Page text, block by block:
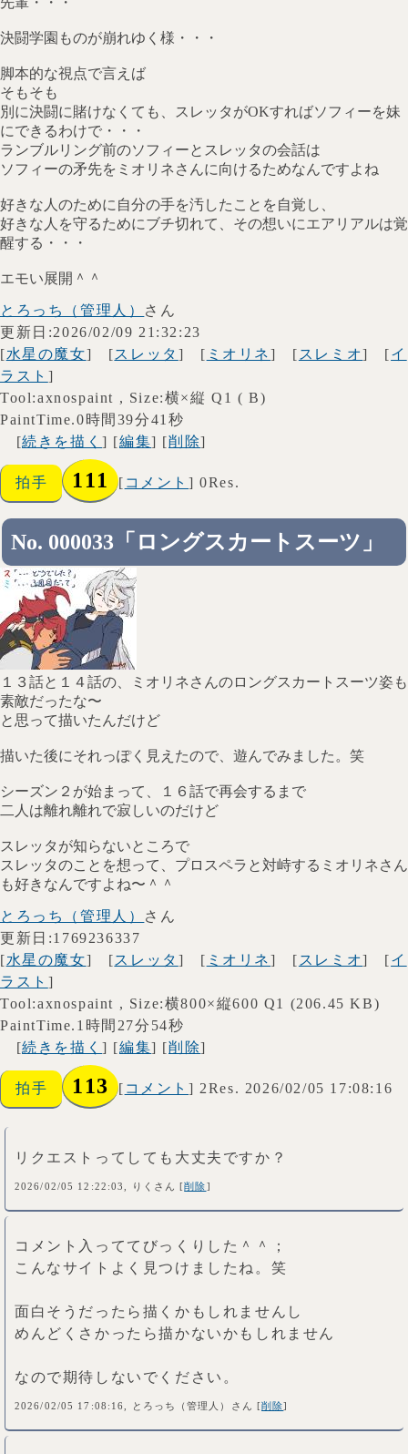
決闘学園ものが崩れゆく様・・・
脚本的な視点で言えば
そもそも
別に決闘に賭けなくても、スレッタがOKすればソフィーを妹
にできるわけで・・・
ランブルリング前のソフィーとスレッタの会話は
ソフィーの矛先をミオリネさんに向けるためなんですよね
好きな人のために自分の手を汚したことを自覚し、
好きな人を守るためにブチ切れて、その想いにエアリアルは覚
醒する・・・
エモい展開＾＾
とろっち（管理人） さん
更新日:2026/02/09 21:32:23
[水星の魔女] [スレッタ ] [ ミオリネ] [ スレミオ] [イ
ラスト ]
Tool:axnospaint , Size:横×縦 Q1 ( B)
PaintTime.0時間39分41秒
[続きを描く] [編集] [削除]
拍手 111 [ コメント] 0Res.
No. 000033「ロングスカートスーツ」
１３話と１４話の、ミオリネさんのロングスカートスーツ姿も
素敵だったな〜
と思って描いたんだけど
描いた後にそれっぽく見えたので、遊んでみました。笑
シーズン２が始まって、１６話で再会するまで
二人は離れ離れで寂しいのだけど
スレッタが知らないところで
スレッタのことを想って、プロスペラと対峙するミオリネさん
も好きなんですよね〜＾＾
とろっち（管理人） さん
更新日:1769236337
[水星の魔女] [スレッタ ] [ ミオリネ] [ スレミオ] [イ
ラスト ]
Tool:axnospaint , Size:横800×縦600 Q1 (206.45 KB)
PaintTime.1時間27分54秒
[続きを描く] [編集] [削除]
拍手 113 [ コメント] 2Res. 2026/02/05 17:08:16
リクエストってしても大丈夫ですか？
2026/02/05 12:22:03, りくさん [削除]
コメント入っててびっくりした＾＾；
こんなサイトよく見つけましたね。笑
面白そうだったら描くかもしれませんし
めんどくさかったら描かないかもしれません
なので期待しないでください。
2026/02/05 17:08:16, とろっち（管理人）さん [削除]